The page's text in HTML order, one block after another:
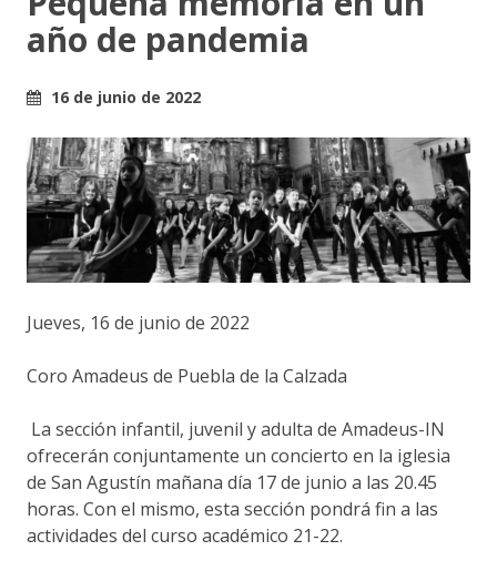
año de pandemia
16 de junio de 2022
Jueves, 16 de junio de 2022
Coro Amadeus de Puebla de la Calzada
La sección infantil, juvenil y adulta de Amadeus-IN
ofrecerán conjuntamente un concierto en la iglesia
de San Agustín mañana día 17 de junio a las 20.45
horas. Con el mismo, esta sección pondrá fin a las
actividades del curso académico 21-22.